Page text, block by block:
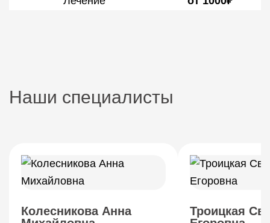
Наши специалисты
Колесникова Анна
Троицкая